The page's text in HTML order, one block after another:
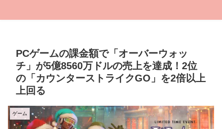
PCゲームの課金額で「オーバーウォッ
チ」が5億8560万ドルの売上を達成！2位
の「カウンターストライクGO」を2倍以上
上回る
ゲーム